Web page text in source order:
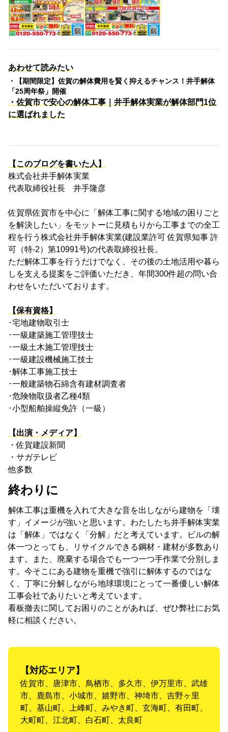
あわせて読みたい
・【期間限定】佐賀の解体費用を賢く抑えるチャンス！井手解体
「25周年祭」開催
・佐賀市で安心の解体工事｜井手解体実業が解体部門1位
に選ばれました
【このブログを書いた人】
株式会社井手解体実業
代表取締役社長 井手隆彦
佐賀県佐賀市を中心に「解体工事に関する地域の困りごと
を解決したい」をモットーに見積もりから工事までの全工
程を行う株式会社井手解体実業(建設業許可 佐賀県知事 許
可（特-2）第10991号)の代表取締役社長。
ただ解体工事を行うだけでなく、その後の土地活用や暮ら
しを支える提案をご評価いただき、年間300件超の問い合
わせをいただいております。
【保有資格】
･宅地建物取引士
･一級建築施工管理技士
･一級土木施工管理技士
･一級建設機械施工技士
･解体工事施工技士
･一般建築物石綿含有建材調査者
･危険物取扱者乙種4類
･小型船舶操縦免許（一級）
【出演・メディア】
・佐賀建設新聞
・サガテレビ
他多数
終わりに
解体工事は重機を入れて大きな音を出しながら建物を「壊
す」イメージが強いと思います。わたしたち井手解体実業
は「解体」ではなく「分解」だと考えています。ビルの解
体一つとっても、リサイクルできる鋼材・建材が多数あり
ます。また、廃棄する場合でも一つ一つ手作業で分別しま
す。今そこにある建物を重機で強引に解体するのではな
く、丁寧に分解しながら地球環境にとって一番優しい解体
工事会社でありたいと考えています。
看板撤去に関してお困りのことがあれば、ぜひ弊社にお気
軽に相談ください。
【対応エリア】
佐賀市、唐津市、鳥栖市、多久市、伊万里市、武雄
市、鹿島市、小城市、嬉野市、神埼市、吉野ヶ里
町、基山町、上峰町、みやき町、玄海町、有田町、
大町町、江北町、白石町、太良町